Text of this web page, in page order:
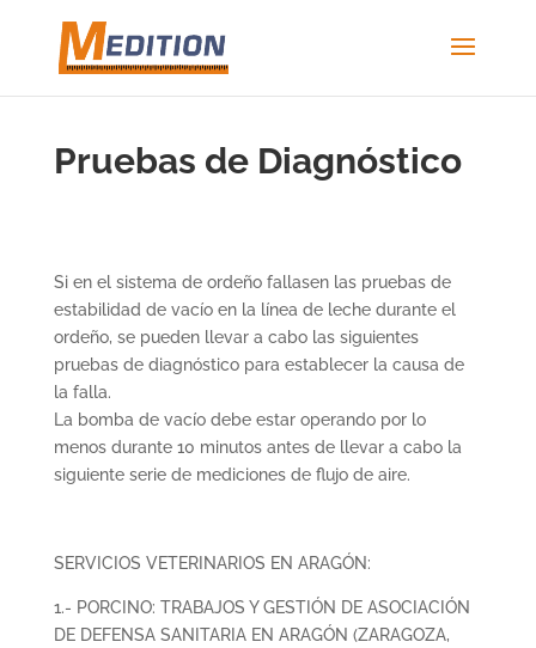
Pruebas de Diagnóstico
Si en el sistema de ordeño fallasen las pruebas de
estabilidad de vacío en la línea de leche durante el
ordeño, se pueden llevar a cabo las siguientes
pruebas de diagnóstico para establecer la causa de
la falla.
La bomba de vacío debe estar operando por lo
menos durante 10 minutos antes de llevar a cabo la
siguiente serie de mediciones de flujo de aire.
SERVICIOS VETERINARIOS EN ARAGÓN:
1.- PORCINO: TRABAJOS Y GESTIÓN DE ASOCIACIÓN
DE DEFENSA SANITARIA EN ARAGÓN (ZARAGOZA,